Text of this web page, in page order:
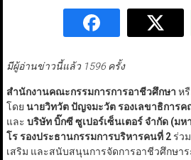
มีผู้อ่านข่าวนี้แล้ว 1596 ครั้ง
สำนักงานคณะกรรมการการอาชีวศึกษา ห
โดย นายวิทวัต ปัญจมะวัต รองเลขาธิการ
และ บริษัท บิ๊กซี ซูเปอร์เซ็นเตอร์ จำกัด (มห
โร รองประธานกรรมการบริหารคนที่ 2ร่วม
เสริม และสนับสนุนการจัดการอาชีวศึกษา